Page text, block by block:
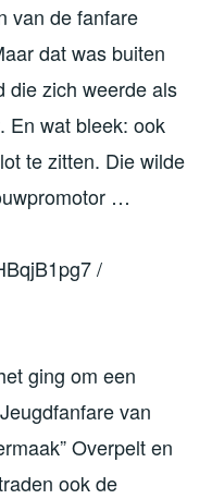
van de fanfare
dat was buiten
die zich weerde als
En wat bleek: ook
te zitten. Die wilde
…
/
ging om een
van
Overpelt en
ook de